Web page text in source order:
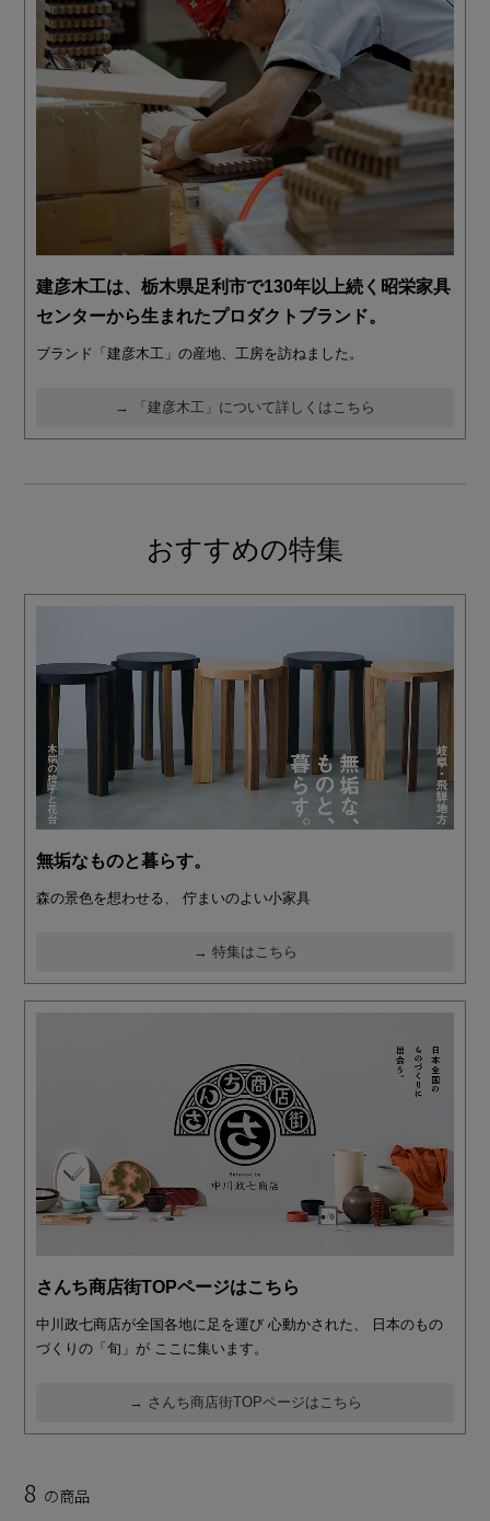
建彦木工は、栃木県足利市で130年以上続く昭栄家具
センターから生まれたプロダクトブランド。
ブランド「建彦木工」の産地、工房を訪ねました。
→ 「建彦木工」について詳しくはこちら
おすすめの特集
無垢なものと暮らす。
森の景色を想わせる、 佇まいのよい小家具
→ 特集はこちら
さんち商店街TOPページはこちら
中川政七商店が全国各地に足を運び 心動かされた、 日本のもの
づくりの「旬」が ここに集います。
→ さんち商店街TOPページはこちら
8 の商品